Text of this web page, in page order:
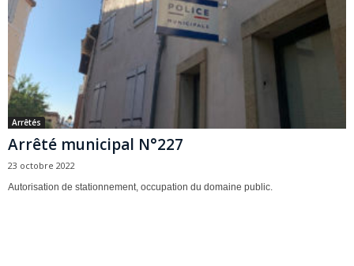
Arrêtés
Arrêté municipal N°227
23 octobre 2022
Autorisation de stationnement, occupation du domaine public.